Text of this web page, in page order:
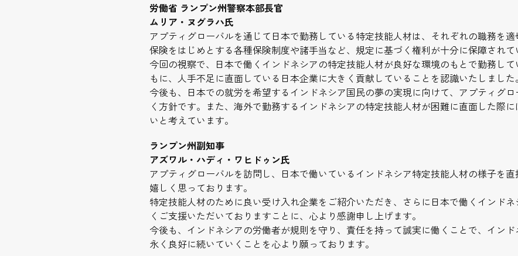
労働省 ランプン州警察本部長官
ムリア・ヌグラハ氏
アプティグローバルを通じて日本で勤務している特定技能人材は、それぞれの職務を
保険をはじめとする各種保険制度や諸手当など、規定に基づく権利が十分に保障されて
今回の視察で、日本で働くインドネシアの特定技能人材が良好な環境のもとで勤務し
もに、人手不足に直面している日本企業に大きく貢献していることを認識いたしました。
今後も、日本での就労を希望するインドネシア国民の夢の実現に向けて、アプティグ
く方針です。また、海外で勤務するインドネシアの特定技能人材が困難に直面した際
いと考えています。
ランプン州副知事
アズワル・ハディ・ワヒドゥン氏
アプティグローバルを訪問し、日本で働いているインドネシア特定技能人材の様子を
嬉しく思っております。
特定技能人材のために良い受け入れ企業をご紹介いただき、さらに日本で働くインド
くご支援いただいておりますことに、心より感謝申し上げます。
今後も、インドネシアの労働者が規則を守り、責任を持って誠実に働くことで、イン
永く良好に続いていくことを心より願っております。